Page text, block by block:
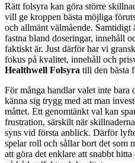
Rätt folsyra kan göra större
vill ge kroppen bästa möjliga
och allmänt välmående. Samtidigt
fastna bland doseringar, innehåll
faktiskt är. Just därför har vi
fokus på kvalitet, innehåll och
Healthwell Folsyra till den bästa
För många handlar valet inte
känna sig trygg med att man
måttet. Ett genomtänkt val kan
frustration, särskilt när
syns vid första anblick. Därför
spelar roll och sållar bort det som
att göra det enklare att snabbt